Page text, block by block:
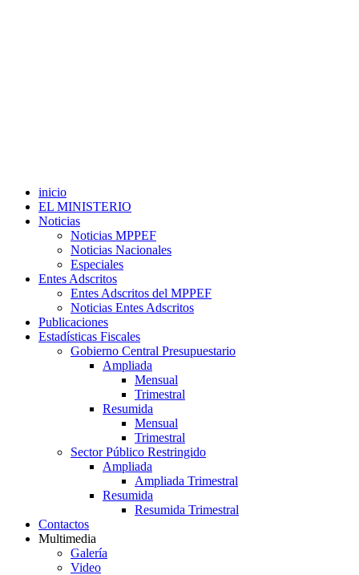
inicio
EL MINISTERIO
Noticias
Noticias MPPEF
Noticias Nacionales
Especiales
Entes Adscritos
Entes Adscritos del MPPEF
Noticias Entes Adscritos
Publicaciones
Estadísticas Fiscales
Gobierno Central Presupuestario
Ampliada
Mensual
Trimestral
Resumida
Mensual
Trimestral
Sector Público Restringido
Ampliada
Ampliada Trimestral
Resumida
Resumida Trimestral
Contactos
Multimedia
Galería
Video